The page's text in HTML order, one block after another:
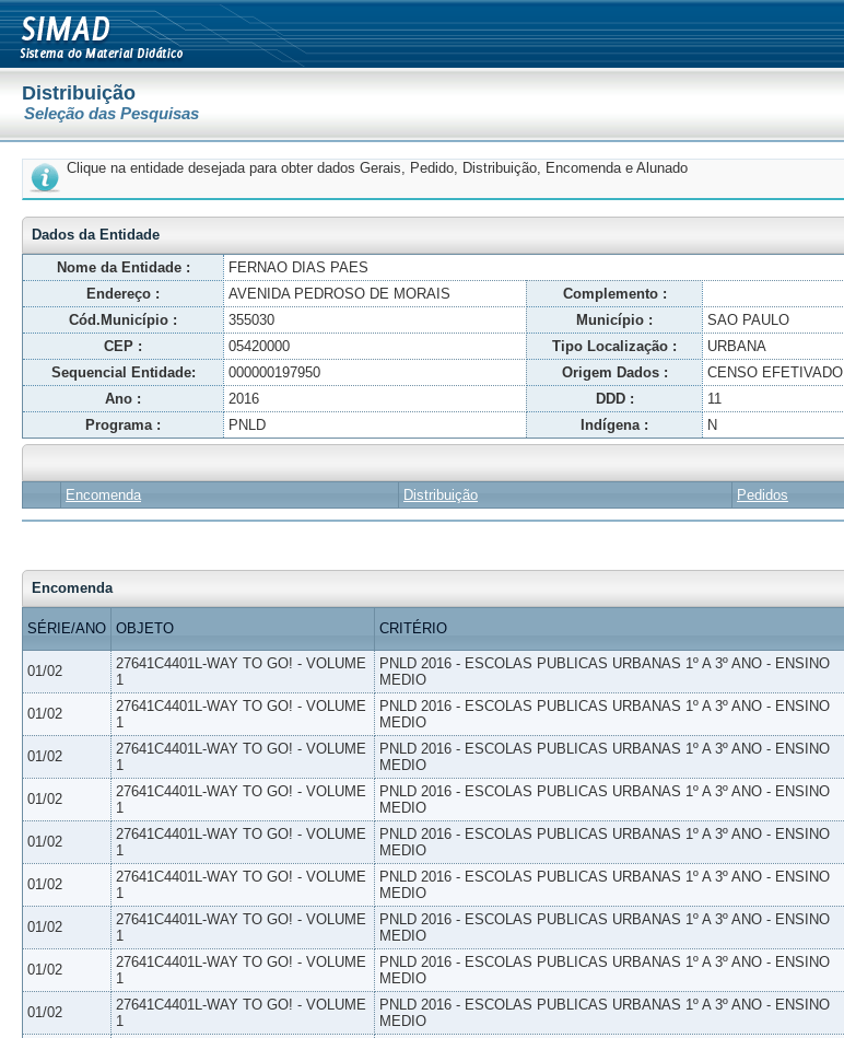
Distribuição
Seleção das Pesquisas
Clique na entidade desejada para obter dados Gerais, Pedido, Distribuição, Encomenda e Alunado
Dados da Entidade
Nome da Entidade :
FERNAO DIAS PAES
Endereço :
AVENIDA PEDROSO DE MORAIS Complemento :
Cód.Município :
355030 Município : SAO PAULO
CEP :
05420000 Tipo Localização : URBANA
Sequencial Entidade:
000000197950 Origem Dados : CENSO EFETIVADO
Ano :
2016 DDD : 11
Programa :
PNLD Indígena : N
Encomenda Distribuição Pedidos
Encomenda
SÉRIE/ANO OBJETO CRITÉRIO
01/02
27641C4401L-WAY TO GO! - VOLUME
1
PNLD 2016 - ESCOLAS PUBLICAS URBANAS 1º A 3º ANO - ENSINO
MEDIO
01/02
27641C4401L-WAY TO GO! - VOLUME
1
PNLD 2016 - ESCOLAS PUBLICAS URBANAS 1º A 3º ANO - ENSINO
MEDIO
01/02
27641C4401L-WAY TO GO! - VOLUME
1
PNLD 2016 - ESCOLAS PUBLICAS URBANAS 1º A 3º ANO - ENSINO
MEDIO
01/02
27641C4401L-WAY TO GO! - VOLUME
1
PNLD 2016 - ESCOLAS PUBLICAS URBANAS 1º A 3º ANO - ENSINO
MEDIO
01/02
27641C4401L-WAY TO GO! - VOLUME
1
PNLD 2016 - ESCOLAS PUBLICAS URBANAS 1º A 3º ANO - ENSINO
MEDIO
01/02
27641C4401L-WAY TO GO! - VOLUME
1
PNLD 2016 - ESCOLAS PUBLICAS URBANAS 1º A 3º ANO - ENSINO
MEDIO
01/02
27641C4401L-WAY TO GO! - VOLUME
1
PNLD 2016 - ESCOLAS PUBLICAS URBANAS 1º A 3º ANO - ENSINO
MEDIO
01/02
27641C4401L-WAY TO GO! - VOLUME
1
PNLD 2016 - ESCOLAS PUBLICAS URBANAS 1º A 3º ANO - ENSINO
MEDIO
01/02
27641C4401L-WAY TO GO! - VOLUME
1
PNLD 2016 - ESCOLAS PUBLICAS URBANAS 1º A 3º ANO - ENSINO
MEDIO